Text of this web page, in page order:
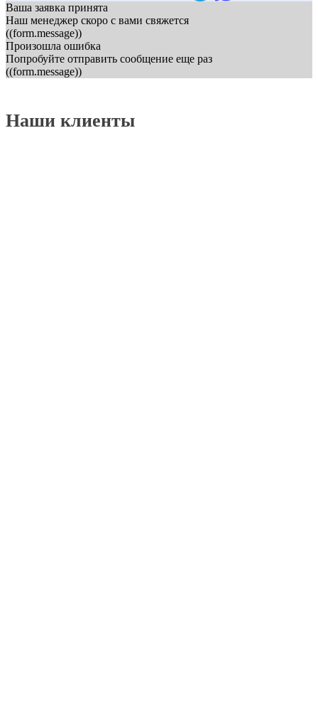
Ваша заявка принята
Наш менеджер скоро с вами свяжется
((form.message))
Произошла ошибка
Попробуйте отправить сообщение еще раз
((form.message))
Наши клиенты